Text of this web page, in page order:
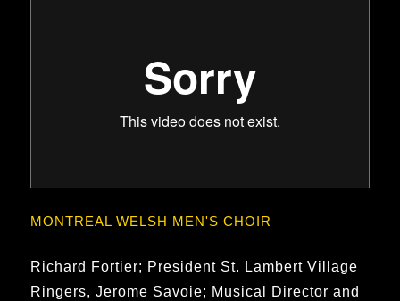
MONTREAL WELSH MEN'S CHOIR
Richard Fortier; President St. Lambert Village
Ringers, Jerome Savoie; Musical Director and